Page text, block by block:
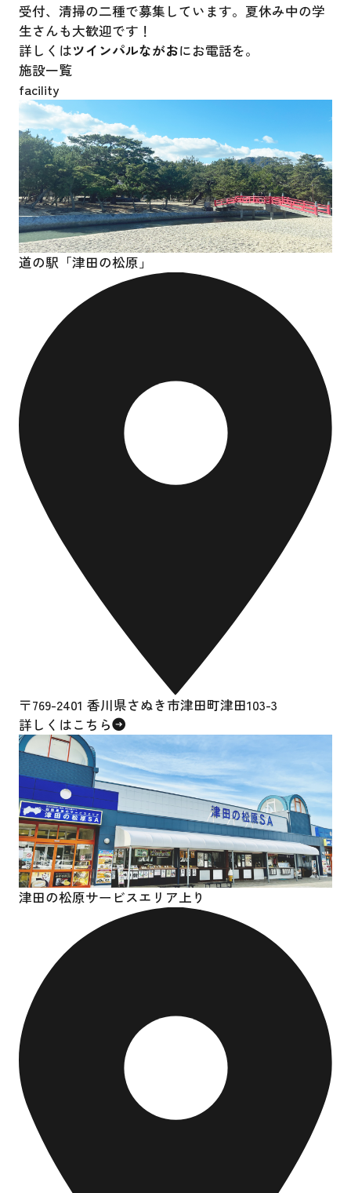
受付、清掃の二種で募集しています。夏休み中の学
生さんも大歓迎です！
詳しくはツインパルながおにお電話を。
施設一覧
facility
道の駅「津田の松原」
〒769-2401 香川県さぬき市津田町津田103-3
詳しくはこちら
津田の松原サービスエリア上り